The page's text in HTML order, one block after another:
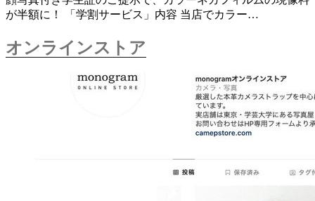
が半額に！ 「学割サービス」内容 当店でカラー…
オンラインストア